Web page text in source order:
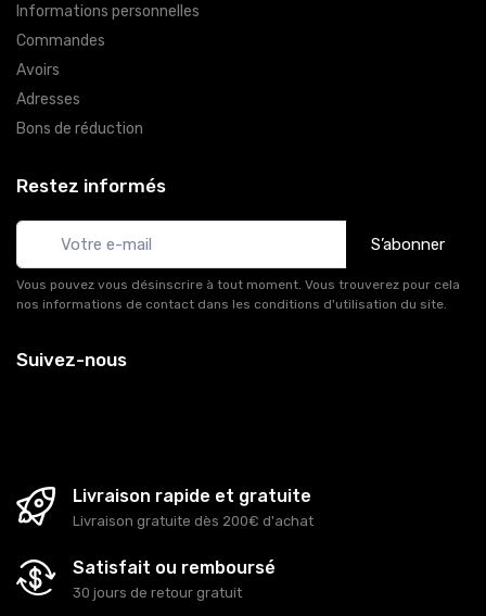
Informations personnelles
Commandes
Avoirs
Adresses
Bons de réduction
Restez informés
S’abonner
Vous pouvez vous désinscrire à tout moment. Vous trouverez pour cela
nos informations de contact dans les conditions d'utilisation du site.
Suivez-nous
Livraison rapide et gratuite
Livraison gratuite dès 200€ d'achat
Satisfait ou remboursé
30 jours de retour gratuit